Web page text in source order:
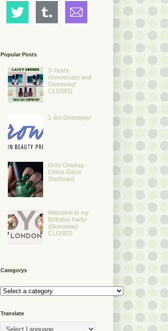
Popular Posts
3-Years
Anniversary and
Giveaway!
CLOSED
1-års Giveaway!
Grön Onsdag -
China Glaze
Starboard
Welcome to my
Birthday Party!
(Giveaway)
CLOSED
Categorys
Translate